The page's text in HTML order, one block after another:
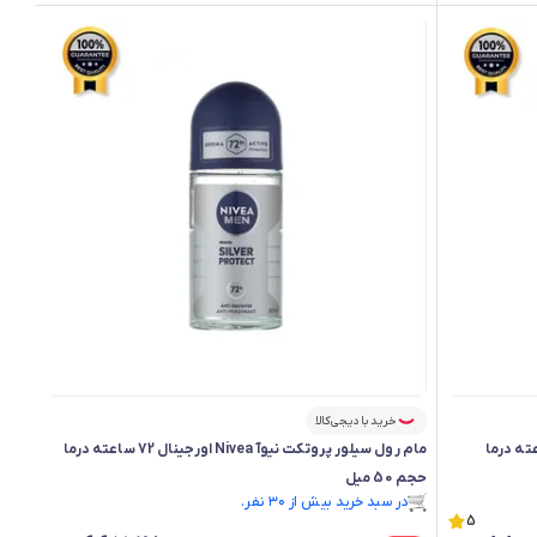
5
خرید با دیجی‌کالا
مام رول سیلور پروتکت نیوآ Nivea اورجینال 72 ساعته درما
حجم 50 میلفقط ۱ عدد در انبار موجود است.
در سبد خرید بیش از ۳۰ نفر.